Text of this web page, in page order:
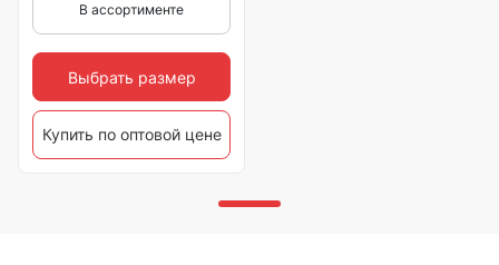
В ассортименте
Выбрать размер
Купить по оптовой цене